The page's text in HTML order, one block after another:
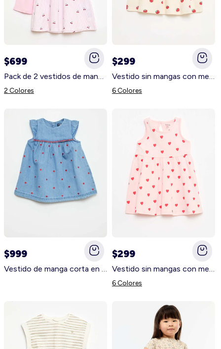
$699
2 Colores
$299
6 Colores
$999
Vestido de manga corta en jean ligero AZUL
$299
Vestido sin mangas con mensaje ROSA
6 Colores